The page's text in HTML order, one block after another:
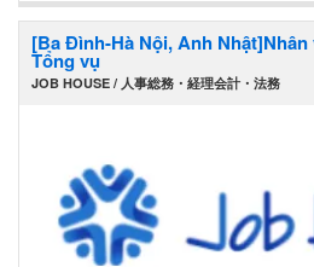
hục tự do (casual) đi
bảo hiểm xã hội. ・Biện
uốc thụ động: Có
n lý chấm công, tính
ệ thống hóa thông qua
iệu nhân sự. Hợp tác
ch là Trưởng nhóm
đổi công việc: Toàn bộ
quy định)
[Ba Đình-Hà Nội, Anh
Tổng vụ
JOB HOUSE / 人事総務・経理会計・法務